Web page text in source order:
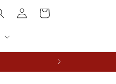
EinloggenWarenkorb